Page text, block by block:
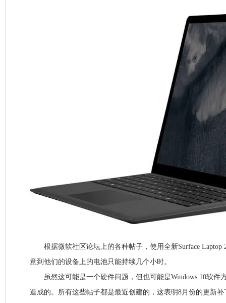
根据微软社区论坛上的各种帖子，使用全新Surface Laptop
意到他们的设备上的电池只能持续几个小时。
虽然这可能是一个硬件问题，但也可能是Windows 10软件
造成的。所有这些帖子都是最近创建的，这表明8月份的更新